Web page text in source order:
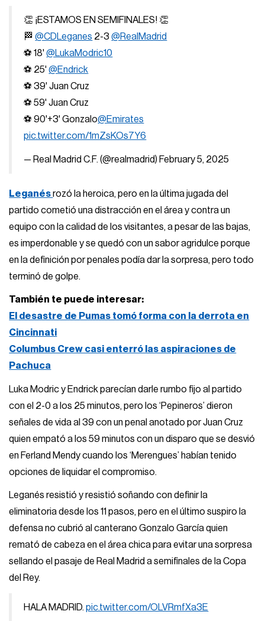
👏 ¡ESTAMOS EN SEMIFINALES! 👏
🏁@CDLeganes 2-3@RealMadrid
⚽ 18'@LukaModric10
⚽ 25'@Endrick
⚽ 39' Juan Cruz
⚽ 59' Juan Cruz
⚽ 90'+3' Gonzalo@Emirates
pic.twitter.com/1mZsKOs7Y6
— Real Madrid C.F. (@realmadrid) February 5, 2025
Leganésrozó la heroica, pero en la última jugada del
partido cometió una distracción en el área y contra un
equipo con la calidad de los visitantes, a pesar de las bajas,
es imperdonable y se quedó con un sabor agridulce porque
en la definición por penales podía dar la sorpresa, pero todo
terminó de golpe.
También te puede interesar:
El desastre de Pumas tomó forma con la derrota en
Cincinnati
Columbus Crew casi enterró las aspiraciones de
Pachuca
Luka Modric y Endrick parecían darle rumbo fijo al partido
con el 2-0 a los 25 minutos, pero los ‘Pepineros’ dieron
señales de vida al 39 con un penal anotado por Juan Cruz
quien empató a los 59 minutos con un disparo que se desvió
en Ferland Mendy cuando los ‘Merengues’ habían tenido
opciones de liquidar el compromiso.
Leganés resistió y resistió soñando con definir la
eliminatoria desde los 11 pasos, pero en el último suspiro la
defensa no cubrió al canterano Gonzalo García quien
remató de cabeza en el área chica para evitar una sorpresa
sellando el pasaje de Real Madrid a semifinales de la Copa
del Rey.
HALA MADRID.pic.twitter.com/OLVRmfXa3E